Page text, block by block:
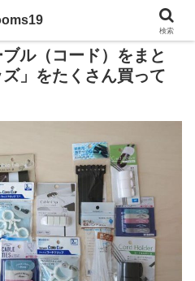
ブル（コード）をまと
」をたくさん買って
検索